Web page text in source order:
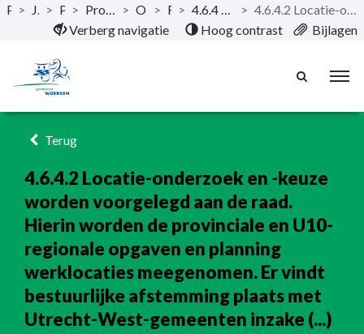
Naar hoofdinhoud
Publicaties
> Jaarstukken 2024 > Programma's
> Programma 4. Cultuur, Economie, Recreatie & toerisme, Energietransitie > Opgave: Sterke economie> Resultaat
> 4.6.4 Behoefteonderzoek naar bedrijven voor de periode tot 2040 en keuze voor een bedrijvenlocatie. >
4.6.4.2 Locatie-onderzoek en -keuze worden voorgelegd aan de raad. Hierin worden de provinciale en U10-regionale opgaven en planning werklocaties meegenomen. Er vindt bestuurlijke afstemming plaats met Utrecht-West-gemeenten inzake (...)
Verberg navigatie
Hoog contrast Bijlagen
Terug
4.6.4.2 Locatie-onderzoek en -keuze
worden voorgelegd aan de raad.
Hierin worden de provinciale en U10-
regionale opgaven en planning
werklocaties meegenomen. Er vindt
bestuurlijke afstemming plaats met
Utrecht-West-gemeenten inzake (...)